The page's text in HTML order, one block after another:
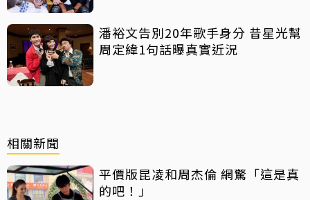
潘裕文告別20年歌手身分 昔星光幫
周定緯1句話曝真實近況
相關新聞
平價版昆凌和周杰倫 網驚「這是真
的吧！」